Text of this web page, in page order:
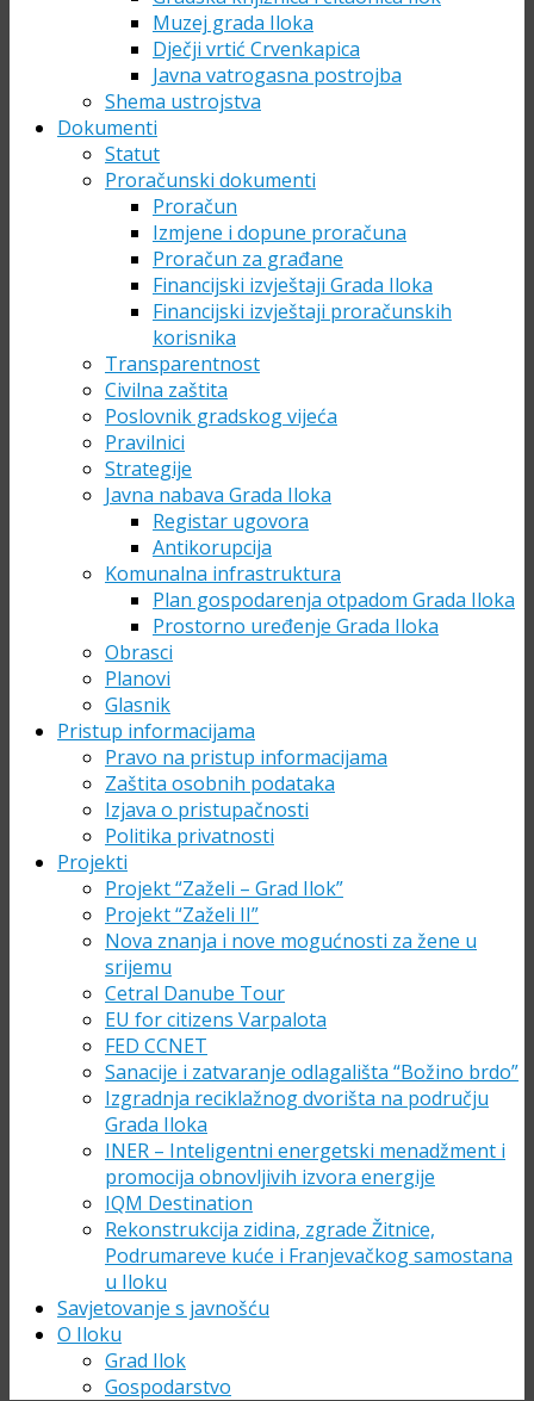
Muzej grada Iloka
Dječji vrtić Crvenkapica
Javna vatrogasna postrojba
Shema ustrojstva
Dokumenti
Statut
Proračunski dokumenti
Proračun
Izmjene i dopune proračuna
Proračun za građane
Financijski izvještaji Grada Iloka
Financijski izvještaji proračunskih
korisnika
Transparentnost
Civilna zaštita
Poslovnik gradskog vijeća
Pravilnici
Strategije
Javna nabava Grada Iloka
Registar ugovora
Antikorupcija
Komunalna infrastruktura
Plan gospodarenja otpadom Grada Iloka
Prostorno uređenje Grada Iloka
Obrasci
Planovi
Glasnik
Pristup informacijama
Pravo na pristup informacijama
Zaštita osobnih podataka
Izjava o pristupačnosti
Politika privatnosti
Projekti
Projekt “Zaželi – Grad Ilok”
Projekt “Zaželi II”
Nova znanja i nove mogućnosti za žene u
srijemu
Cetral Danube Tour
EU for citizens Varpalota
FED CCNET
Sanacije i zatvaranje odlagališta “Božino brdo”
Izgradnja reciklažnog dvorišta na području
Grada Iloka
INER – Inteligentni energetski menadžment i
promocija obnovljivih izvora energije
IQM Destination
Rekonstrukcija zidina, zgrade Žitnice,
Podrumareve kuće i Franjevačkog samostana
u Iloku
Savjetovanje s javnošću
O Iloku
Grad Ilok
Gospodarstvo